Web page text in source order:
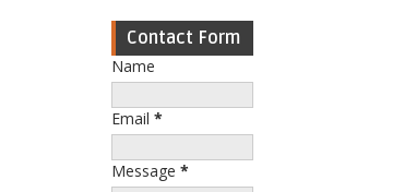
Contact Form
Name
Email *
Message *